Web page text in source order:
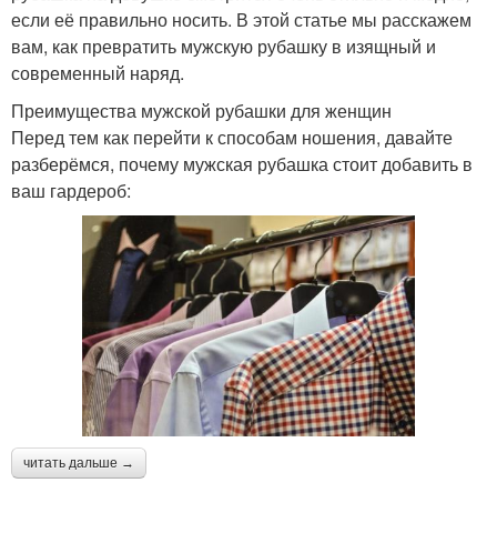
если её правильно носить. В этой статье мы расскажем
вам, как превратить мужскую рубашку в изящный и
современный наряд.
Преимущества мужской рубашки для женщин
Перед тем как перейти к способам ношения, давайте
разберёмся, почему мужская рубашка стоит добавить в
ваш гардероб:
читать дальше →